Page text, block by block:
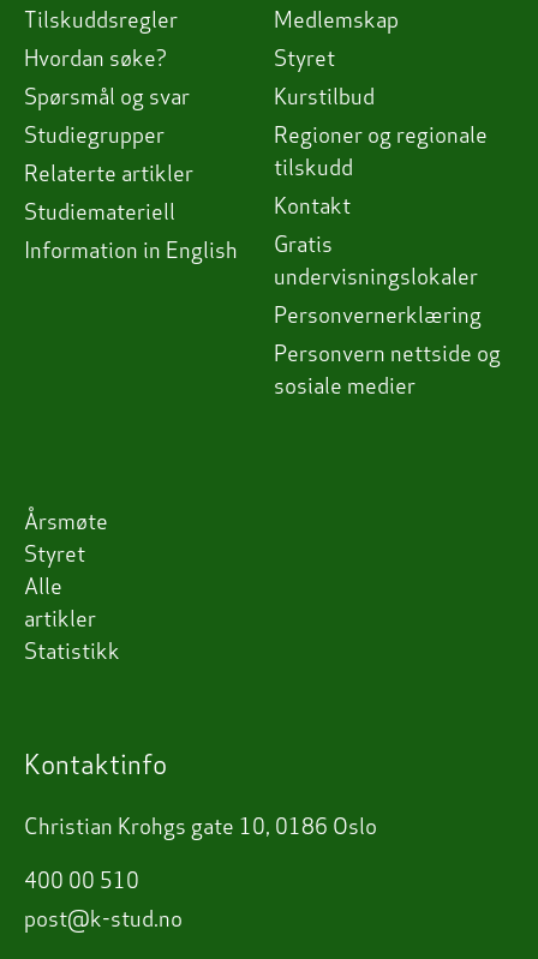
Tilskuddsregler
Hvordan søke?
Spørsmål og svar
Studiegrupper
Relaterte artikler
Studiemateriell
Information in English
Medlemskap
Styret
Kurstilbud
Regioner og regionale
tilskudd
Kontakt
Gratis
undervisningslokaler
Personvernerklæring
Personvern nettside og
sosiale medier
Årsmøte
Styret
Alle
artikler
Statistikk
Kontaktinfo
Christian Krohgs gate 10, 0186 Oslo
400 00 510
post@k-stud.no